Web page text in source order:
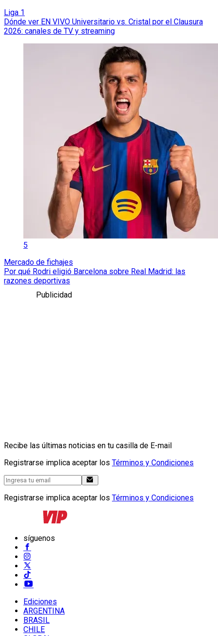
Liga 1
Dónde ver EN VIVO Universitario vs. Cristal por el Clausura
2026: canales de TV y streaming
5
Mercado de fichajes
Por qué Rodri eligió Barcelona sobre Real Madrid: las
razones deportivas
Publicidad
Recibe las últimas noticias en tu casilla de E-mail
Registrarse implica aceptar los Términos y Condiciones
Registrarse implica aceptar los Términos y Condiciones
síguenos
Ediciones
ARGENTINA
BRASIL
CHILE